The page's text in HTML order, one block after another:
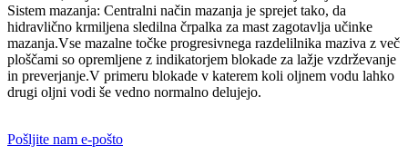
Sistem mazanja: Centralni način mazanja je sprejet tako, da
hidravlično krmiljena sledilna črpalka za mast zagotavlja učinke
mazanja.Vse mazalne točke progresivnega razdelilnika maziva z več
ploščami so opremljene z indikatorjem blokade za lažje vzdrževanje
in preverjanje.V primeru blokade v katerem koli oljnem vodu lahko
drugi oljni vodi še vedno normalno delujejo.
Pošljite nam e-pošto